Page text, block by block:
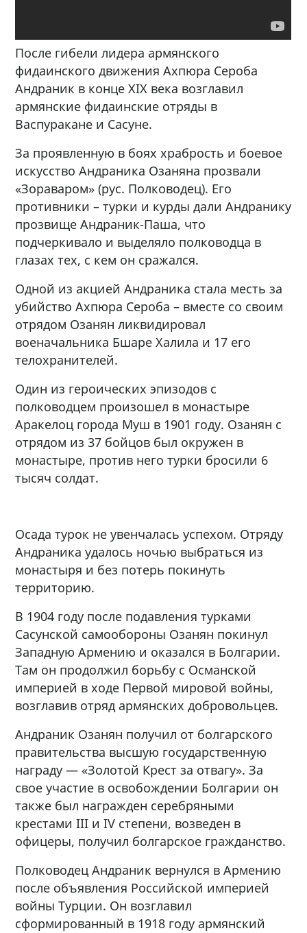
После гибели лидера армянского
фидаинского движения Ахпюра Сероба
Андраник в конце XIX века возглавил
армянские фидаинские отряды в
Васпуракане и Сасуне.
За проявленную в боях храбрость и боевое
искусство Андраника Озаняна прозвали
«Зораваром» (рус. Полководец). Его
противники – турки и курды дали Андранику
прозвище Андраник-Паша, что
подчеркивало и выделяло полководца в
глазах тех, с кем он сражался.
Одной из акцией Андраника стала месть за
убийство Ахпюра Сероба – вместе со своим
отрядом Озанян ликвидировал
военачальника Бшаре Халила и 17 его
телохранителей.
Один из героических эпизодов с
полководцем произошел в монастыре
Аракелоц города Муш в 1901 году. Озанян с
отрядом из 37 бойцов был окружен в
монастыре, против него турки бросили 6
тысяч солдат.
Осада турок не увенчалась успехом. Отряду
Андраника удалось ночью выбраться из
монастыря и без потерь покинуть
территорию.
В 1904 году после подавления турками
Сасунской самообороны Озанян покинул
Западную Армению и оказался в Болгарии.
Там он продолжил борьбу с Османской
империей в ходе Первой мировой войны,
возглавив отряд армянских добровольцев.
Андраник Озанян получил от болгарского
правительства высшую государственную
награду — «Золотой Крест за отвагу». За
свое участие в освобождении Болгарии он
также был награжден серебряными
крестами III и IV степени, возведен в
офицеры, получил болгарское гражданство.
Полководец Андраник вернулся в Армению
после объявления Российской империей
войны Турции. Он возглавил
сформированный в 1918 году армянский